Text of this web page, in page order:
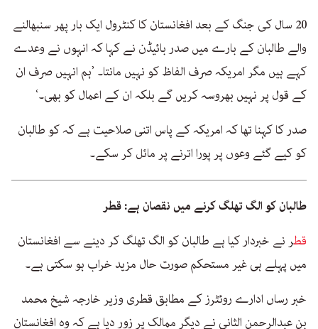
20 سال کی جنگ کے بعد افغانستان کا کنٹرول ایک بار پھر سنبھالنے
والے طالبان کے بارے میں صدر بائیڈن نے کہا کہ انہوں نے وعدے
کہے ہیں مگر امریکہ صرف الفاظ کو نہیں مانتا۔ ’ہم انہیں صرف ان
کے قول پر نہیں بھروسہ کریں گے بلکہ ان کے اعمال کو بھی۔‘
صدر کا کہنا تھا کہ امریکہ کے پاس اتنی صلاحیت ہے کہ کو طالبان
کو کیے گئے وعوں پر پورا اترنے پر مائل کر سکے۔
طالبان کو الگ تھلگ کرنے میں نقصان ہے: قطر
قطر نے خبردار کیا ہے طالبان کو الگ تھلگ کر دینے سے افغانستان
میں پہلے ہی غیر مستحکم صورت حال مزید خراب ہو سکتی ہے۔
خبر رساں ادارے روئٹرز کے مطابق قطری وزیر خارجہ شیخ محمد
بن عبدالرحمن الثانی نے دیگر ممالک پر زور دیا ہے کہ وہ افغانستان